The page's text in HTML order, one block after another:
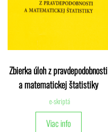
Zbierka úloh z pravdepodobnosti
a matematickej štatistiky
e-skriptá
Viac info